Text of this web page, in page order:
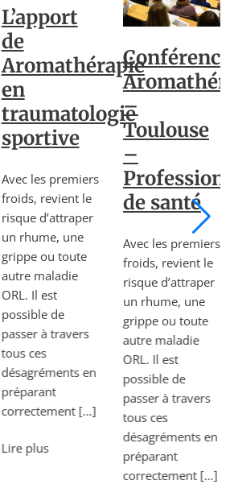
L’apport
de
Aromathérapie
en
traumatologie
sportive
Avec les premiers
froids, revient le
risque d’attraper
un rhume, une
grippe ou toute
autre maladie
ORL. Il est
possible de
passer à travers
tous ces
désagréments en
préparant
correctement […]
Lire plus
Conférence
–
Toulouse
–
de santé
Avec les premiers
froids, revient le
risque d’attraper
un rhume, une
grippe ou toute
autre maladie
ORL. Il est
possible de
passer à travers
tous ces
désagréments en
préparant
correctement […]